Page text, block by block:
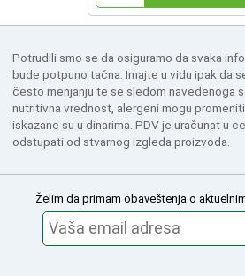
Potrudili smo se da osiguramo da svaka
bude potpuno tačna. Imajte u vidu ipak da
često menjanju te se sledom navedenoga
nutritivna vrednost, alergeni mogu
iskazane su u dinarima. PDV je uračunat u
odstupati od stvarnog izgleda proizvoda.
Želim da primam obaveštenja o